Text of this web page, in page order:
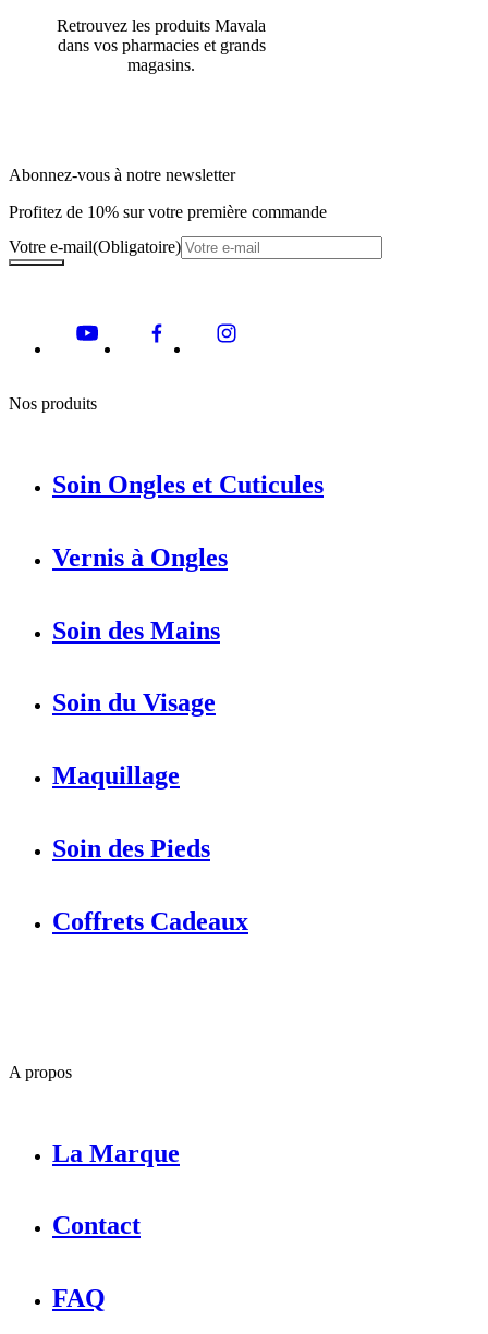
Retrouvez les produits Mavala
dans vos pharmacies et grands
magasins.
Abonnez-vous à notre newsletter
Profitez de 10% sur votre première commande
Votre e-mail(Obligatoire)
Nos produits
Soin Ongles et Cuticules
Vernis à Ongles
Soin des Mains
Soin du Visage
Maquillage
Soin des Pieds
Coffrets Cadeaux
A propos
La Marque
Contact
FAQ